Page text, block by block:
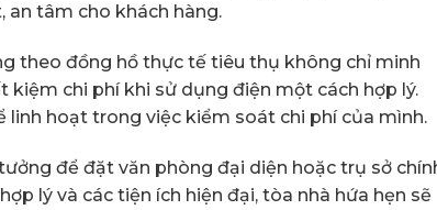
tâm cho khách hàng.
theo đồng hồ thực tế tiêu thụ không chỉ minh
kiệm chi phí khi sử dụng điện một cách hợp lý.
linh hoạt trong việc kiểm soát chi phí của mình.
để đặt văn phòng đại diện hoặc trụ sở
lý và các tiện ích hiện đại, tòa nhà hứa hẹn sẽ